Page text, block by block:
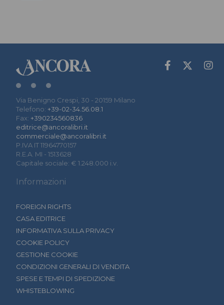
Via Benigno Crespi, 30 - 20159 Milano
Telefono: +39-02-34.56.08.1
Fax: +390234560836
editrice@ancoralibri.it
commerciale@ancoralibri.it
P.IVA IT 11964770157
R.E.A. MI - 1513628
Capitale sociale: € 1.248.000 i.v.
Informazioni
FOREIGN RIGHTS
CASA EDITRICE
INFORMATIVA SULLA PRIVACY
COOKIE POLICY
GESTIONE COOKIE
CONDIZIONI GENERALI DI VENDITA
SPESE E TEMPI DI SPEDIZIONE
WHISTEBLOWING